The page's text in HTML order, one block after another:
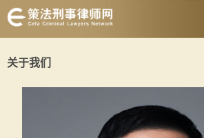
著名刑事律师
关于我们